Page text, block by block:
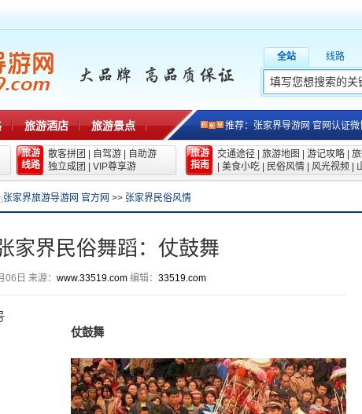
全站 线路
旅游酒店 旅游景点 推荐：张家界导游网 官网认证微
旅游
线路
散客拼团 自驾游
自助游
独立成团
VIP尊享游
旅游
指南
交通途径 旅游地图 游记攻略
美食小吃 民俗风情 风光视频
张家界旅游导游网 官方网 >> 张家界民俗风情
家界民俗舞蹈：仗鼓舞
06日 来源： www.33519.com编辑： 33519.com
仗鼓舞